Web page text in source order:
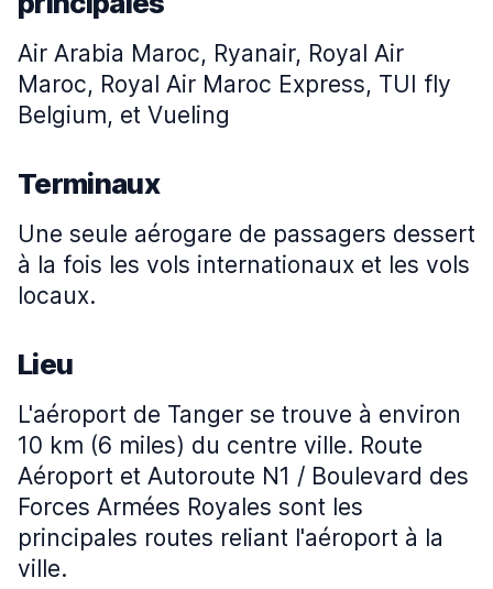
Air Arabia Maroc, Ryanair, Royal Air
Maroc, Royal Air Maroc Express, TUI fly
Belgium, et Vueling
Terminaux
Une seule aérogare de passagers dessert
à la fois les vols internationaux et les vols
locaux.
Lieu
L'aéroport de Tanger se trouve à environ
10 km (6 miles) du centre ville. Route
Aéroport et Autoroute N1 / Boulevard des
Forces Armées Royales sont les
principales routes reliant l'aéroport à la
ville.